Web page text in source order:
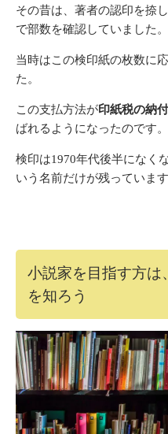
その昔は、著者の認印を捺
で部数を確認していました。
当時はこの検印紙の枚数に
た。
この支払方法が印紙税の納
ばれるようになったのです。
検印は1970年代後半になく
いう名前だけが残っています
小説家を目指す方は
を知ろう